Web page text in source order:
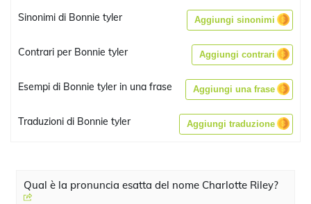
Sinonimi di Bonnie tyler Aggiungi sinonimi
Contrari per Bonnie tyler Aggiungi contrari
Esempi di Bonnie tyler in una frase Aggiungi una frase
Traduzioni di Bonnie tyler Aggiungi traduzione
Qual è la pronuncia esatta del nome Charlotte Riley?